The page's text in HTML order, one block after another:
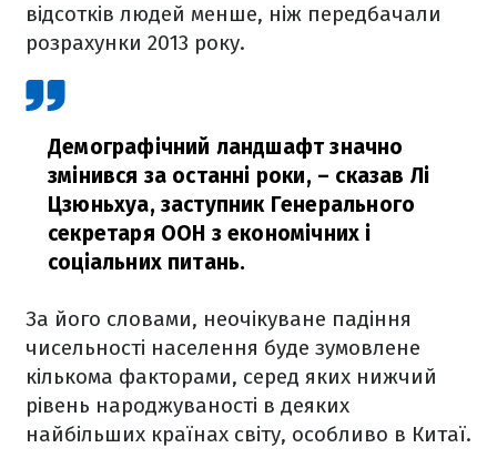
відсотків людей менше, ніж передбачали
розрахунки 2013 року.
Демографічний ландшафт значно
змінився за останні роки, – сказав Лі
Цзюньхуа, заступник Генерального
секретаря ООН з економічних і
соціальних питань.
За його словами, неочікуване падіння
чисельності населення буде зумовлене
кількома факторами, серед яких нижчий
рівень народжуваності в деяких
найбільших країнах світу, особливо в Китаї.